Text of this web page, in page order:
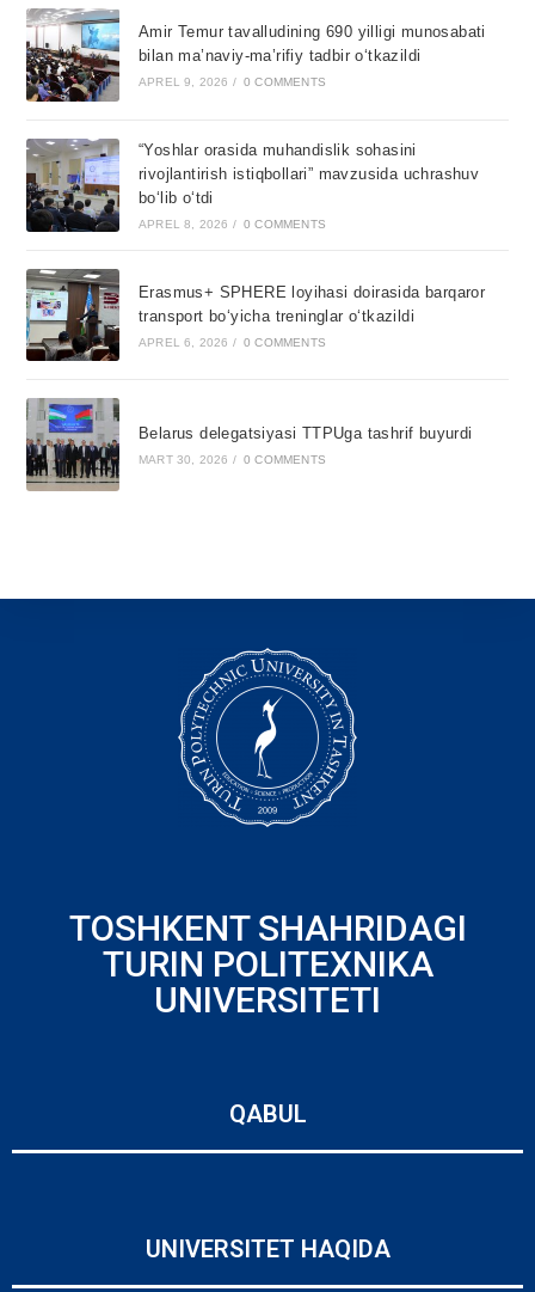
Amir Temur tavalludining 690 yilligi munosabati
bilan ma’naviy-ma’rifiy tadbir o‘tkazildi
APREL 9, 2026 / 0 COMMENTS
“Yoshlar orasida muhandislik sohasini
rivojlantirish istiqbollari” mavzusida uchrashuv
bo‘lib o‘tdi
APREL 8, 2026 / 0 COMMENTS
Erasmus+ SPHERE loyihasi doirasida barqaror
transport bo‘yicha treninglar o‘tkazildi
APREL 6, 2026 / 0 COMMENTS
Belarus delegatsiyasi TTPUga tashrif buyurdi
MART 30, 2026 / 0 COMMENTS
TOSHKENT SHAHRIDAGI
TURIN POLITEXNIKA
UNIVERSITETI
QABUL
UNIVERSITET HAQIDA